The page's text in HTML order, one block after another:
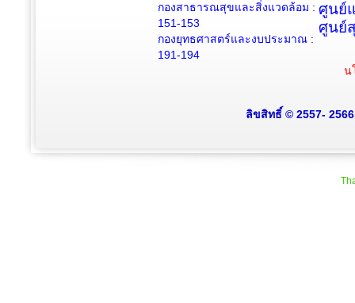
กองสาธารณสุขและสิ่งแวดล้อม :
151-153
กองยุทธศาสตร์และงบประมาณ :
191-194
ศูนย์
ศูนย์
น
ลิขสิทธิ์ © 2557-